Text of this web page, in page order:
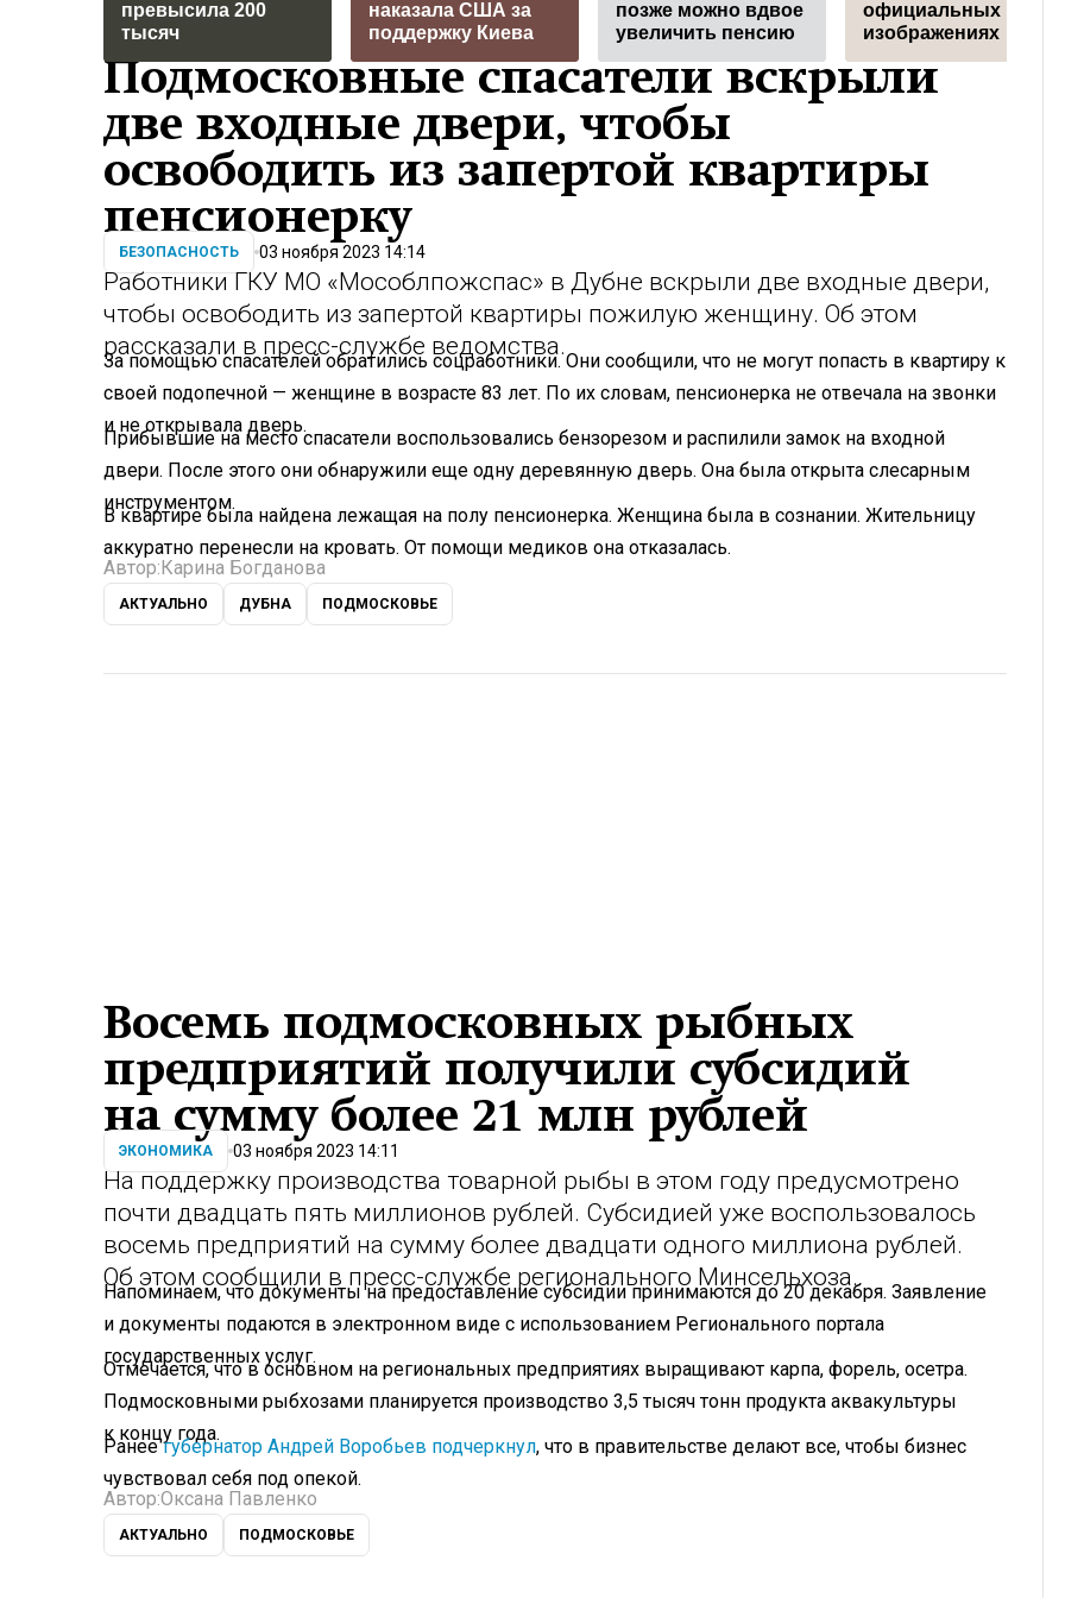
превысила 200
тысяч
наказала США за
поддержку Киева
позже можно вдвое
увеличить пенсию
официальных
изображениях
Подмосковные спасатели вскрыли
две входные двери, чтобы
освободить из запертой квартиры
пенсионерку
БЕЗОПАСНОСТЬ 03 ноября 2023 14:14
Работники ГКУ МО «Мособлпожспас» в Дубне вскрыли две входные двери,
чтобы освободить из запертой квартиры пожилую женщину. Об этом
рассказали в пресс-службе ведомства.
За помощью спасателей обратились соцработники. Они сообщили, что не могут попасть в квартиру к
своей подопечной — женщине в возрасте 83 лет. По их словам, пенсионерка не отвечала на звонки
и не открывала дверь.
Прибывшие на место спасатели воспользовались бензорезом и распилили замок на входной
двери. После этого они обнаружили еще одну деревянную дверь. Она была открыта слесарным
инструментом.
В квартире была найдена лежащая на полу пенсионерка. Женщина была в сознании. Жительницу
аккуратно перенесли на кровать. От помощи медиков она отказалась.
Автор: Карина Богданова
АКТУАЛЬНО ДУБНА ПОДМОСКОВЬЕ
Восемь подмосковных рыбных
предприятий получили субсидий
на сумму более 21 млн рублей
ЭКОНОМИКА 03 ноября 2023 14:11
На поддержку производства товарной рыбы в этом году предусмотрено
почти двадцать пять миллионов рублей. Субсидией уже воспользовалось
восемь предприятий на сумму более двадцати одного миллиона рублей.
Об этом сообщили в пресс-службе регионального Минсельхоза.
Напоминаем, что документы на предоставление субсидии принимаются до 20 декабря. Заявление
и документы подаются в электронном виде с использованием Регионального портала
государственных услуг.
Отмечается, что в основном на региональных предприятиях выращивают карпа, форель, осетра.
Подмосковными рыбхозами планируется производство 3,5 тысяч тонн продукта аквакультуры
к концу года.
Ранеегубернатор Андрей Воробьев подчеркнул, что в правительстве делают все, чтобы бизнес
чувствовал себя под опекой.
Автор:Оксана Павленко
АКТУАЛЬНО ПОДМОСКОВЬЕ